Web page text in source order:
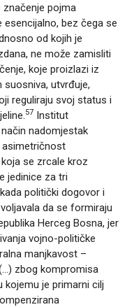
značenje pojma
bez čega se
od kojih je
ne može zamisliti
koje proizlazi iz
utvrđuje,
reguliraju svoj status i
57 Institut
nadomjestak
se zrcale kroz
jedinice za tri
politički dogovor i
da se formiraju
Herceg Bosna, jer
vojno-političke
manjkavost –
zbog kompromisa
je primarni cilj